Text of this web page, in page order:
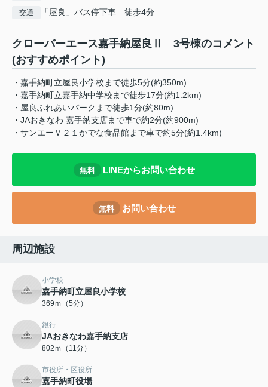
交通 「屋良」バス停下車 徒歩4分
クローバーエース嘉手納屋良Ⅱ 3号棟のコメント
(おすすめポイント)
・嘉手納町立屋良小学校まで徒歩5分(約350m)
・嘉手納町立嘉手納中学校まで徒歩17分(約1.2km)
・屋良ふれあいパークまで徒歩1分(約80m)
・JAおきなわ 嘉手納支店まで車で約2分(約900m)
・サンエーＶ２１かでな食品館まで車で約5分(約1.4km)
無料 LINEからお問い合わせ
無料 お問い合わせ
周辺施設
小学校
嘉手納町立屋良小学校
369ｍ（5分）
銀行
JAおきなわ嘉手納支店
802ｍ（11分）
市役所・区役所
嘉手納町役場